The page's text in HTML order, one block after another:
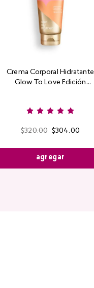
Crema Corporal Hidratante
Glow To Love Edición
$320.00 $304.00
agregar